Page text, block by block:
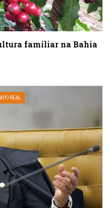
familiar na Bahia
REAL